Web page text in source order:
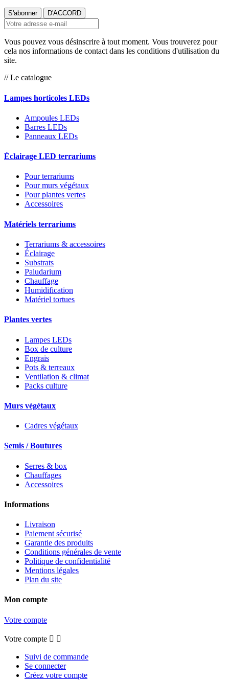
Vous pouvez vous désinscrire à tout moment. Vous trouverez pour
cela nos informations de contact dans les conditions d'utilisation du
site.
// Le catalogue
Lampes horticoles LEDs
Ampoules LEDs
Barres LEDs
Panneaux LEDs
Éclairage LED terrariums
Pour terrariums
Pour murs végétaux
Pour plantes vertes
Accessoires
Matériels terrariums
Terrariums & accessoires
Éclairage
Substrats
Paludarium
Chauffage
Humidification
Matériel tortues
Plantes vertes
Lampes LEDs
Box de culture
Engrais
Pots & terreaux
Ventilation & climat
Packs culture
Murs végétaux
Cadres végétaux
Semis / Boutures
Serres & box
Chauffages
Accessoires
Informations
Livraison
Paiement sécurisé
Garantie des produits
Conditions générales de vente
Politique de confidentialité
Mentions légales
Plan du site
Mon compte
Votre compte
Votre compte  
Suivi de commande
Se connecter
Créez votre compte